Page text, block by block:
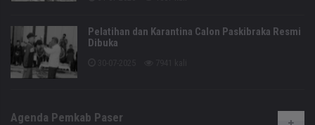
Pelatihan dan Karantina Calon Paskibraka Resmi
Dibuka
Agenda Pemkab Paser